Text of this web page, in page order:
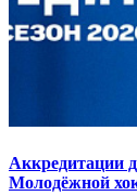
Аккредитации
Молодёжной